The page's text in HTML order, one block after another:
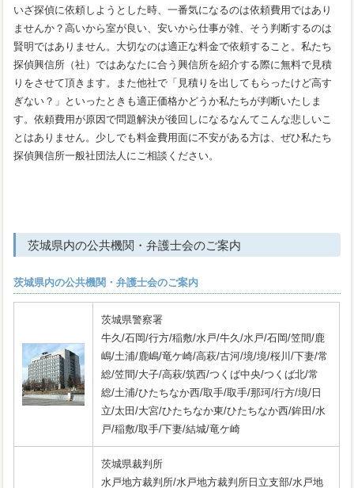
いざ探偵に依頼しようとした時、一番気になるのは依頼費用ではあり
ませんか？高いから室が良い、安いから仕事が雑、そう判断するのは
賢明ではありません。大切なのは適正な料金で依頼すること。私たち
探偵興信所（社）ではあなたに合う興信所を紹介する際に無料で見積
りをさせて頂きます。また他社で「見積りを出してもらったけど高す
ぎない？」といったときも適正価格かどうか私たちが判断いたしま
す。依頼費用が原因で問題解決が後回しになるなんてこんな悲しいこ
とはありません。少しでも料金費用面に不安がある方は、ぜひ私たち
探偵興信所一般社団法人にご相談ください。
茨城県内の公共機関・弁護士会のご案内
茨城県内の公共機関・弁護士会のご案内
茨城県警察署
牛久/石岡/行方/稲敷/水戸/牛久/水戸/石岡/笠間/鹿
嶋/土浦/鹿嶋/竜ケ崎/高萩/古河/境/境/桜川/下妻/常
総/笠間/大子/高萩/筑西/つくば中央/つくば北/常
総/土浦/ひたちなか西/取手/取手/那珂/行方/境/日
立/太田/大宮/ひたちなか東/ひたちなか西/鉾田/水
戸/稲敷/取手/下妻/結城/竜ケ崎
茨城県裁判所
水戸地方裁判所/水戸地方裁判所日立支部/水戸地